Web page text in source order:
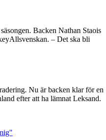
Backen Nathan Staois
– Det ska bli
Nu är backen klar för en
efter att ha lämnat Leksand.